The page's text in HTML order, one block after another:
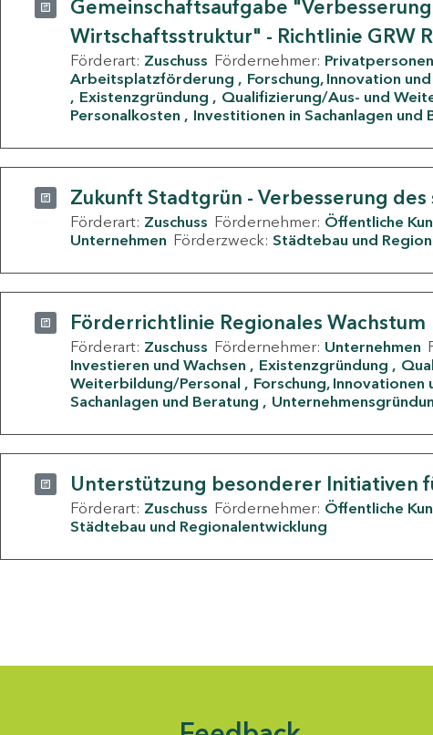
Gemeinschaftsaufgabe
Wirtschaftsstruktur" - Richtlinie GRW
Förderart: Zuschuss Fördernehmer: Privatpersonen
Arbeitsplatzförderung
Forschung, Innovation
Existenzgründung
Qualifizierung/Aus- und
Personalkosten
Investitionen in Sachanlagen und
Zukunft Stadtgrün - Verbesserung des
Förderart: Zuschuss Fördernehmer: Öffentliche
Unternehmen Förderzweck: Städtebau und
Förderrichtlinie Regionales Wachstum
Förderart: Zuschuss Fördernehmer: Unternehmen
Investieren und Wachsen
Existenzgründung
Weiterbildung/Personal
Forschung,
Sachanlagen und Beratung
Unterstützung besonderer Initiativen
Förderart: Zuschuss Fördernehmer: Öffentliche
Städtebau und Regionalentwicklung